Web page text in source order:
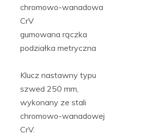
chromowo-wanadowa
CrV
gumowana rączka
podziałka metryczna
Klucz nastawny typu
szwed 250 mm,
wykonany ze stali
chromowo-wanadowej
CrV.